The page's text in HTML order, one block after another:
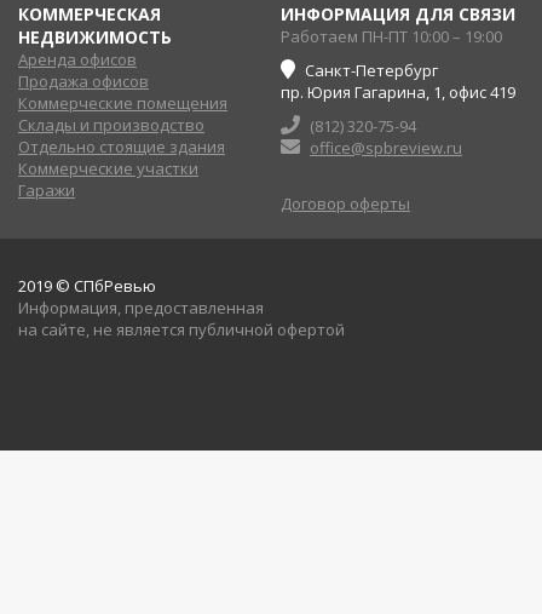
КОММЕРЧЕСКАЯ
НЕДВИЖИМОСТЬ
Аренда офисов
Продажа офисов
Коммерческие помещения
Склады и производство
Отдельно стоящие здания
Коммерческие участки
Гаражи
ИНФОРМАЦИЯ ДЛЯ СВЯЗИ
Работаем ПН-ПТ 10:00 – 19:00
Санкт-Петербург
пр. Юрия Гагарина, 1, офис 419
(812) 320-75-94
office@spbreview.ru
Договор оферты
2019 © СПбРевью
Информация, предоставленная
на сайте, не является публичной офертой